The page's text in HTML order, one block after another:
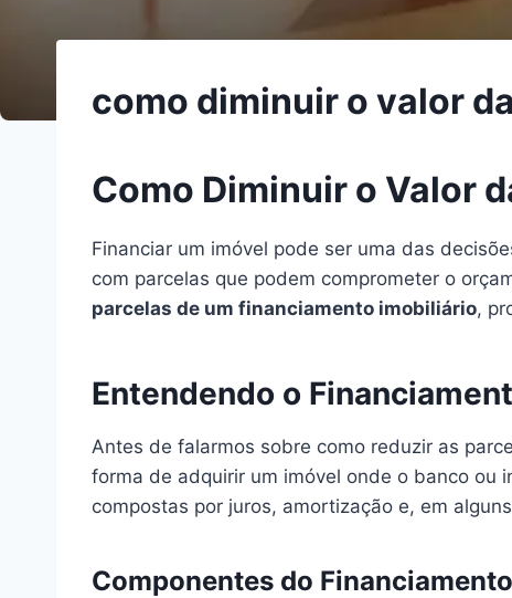
como diminuir o valor
Como Diminuir o Valor
Financiar um imóvel pode ser uma das
com parcelas que podem comprometer o
parcelas de um financiamento imobiliário,
Entendendo o
Antes de falarmos sobre como reduzir as
forma de adquirir um imóvel onde o banco ou
compostas por juros, amortização e, em
Componentes do Financiamento